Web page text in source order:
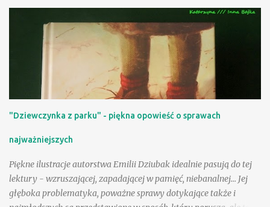
dzieci, ale sami się przekonujemy, że niewiele z nich jest godnych
polecania. Jak więc wybrać te ciekawe, które mają treść
pouczającą? Od czego macie nas? Zapraszamy :) Tuwim i
Brzechwa - klasyka Na pierwszy ogień pójdą wiersze i
rymowanki. Kto nie zna „Kaczki dziwaczki”? Kto nie był przez
chwilę jak ten „Leń”? Co robiły „Dwa Michały” ? Co
„Samochwała” opowiadała? I jakie warzywo wzdychało? Ile
wagonów miała „Lokomotywa”? Kto chciał być mądrzejszy od
Co nadawano w brzozowym gaju? I kto jest głupi? … :) fragm.
Cuda i dziwy - Wielka księga...
"Dziewczynka z parku" - piękna opowieść o sprawach
najważniejszych
Piękne ilustracje autorstwa Emilii Dziubak idealnie pasują do tej
lektury - wzruszającej, zapadającej w pamięć, niebanalnej... Jej
głęboka problematyka, poważne sprawy dotykające także i